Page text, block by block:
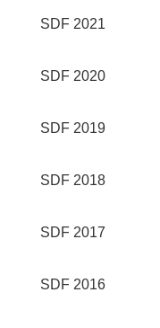
SDF 2021
SDF 2020
SDF 2019
SDF 2018
SDF 2017
SDF 2016